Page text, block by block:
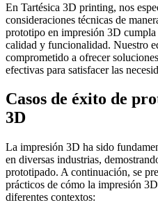
En Tartésica 3D printing, nos
consideraciones técnicas de
prototipo en impresión 3D cumpla
calidad y funcionalidad. Nuestro
comprometido a ofrecer
efectivas para satisfacer las
Casos de éxito de
3D
La impresión 3D ha sido
en diversas industrias,
prototipado. A continuación, se
prácticos de cómo la impresión
diferentes contextos: